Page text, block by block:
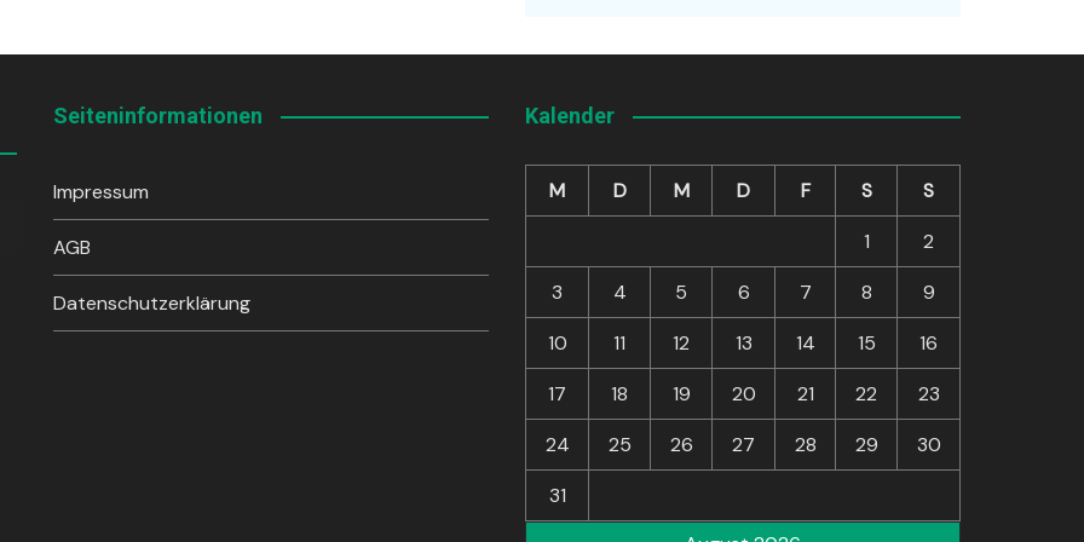
Seiteninformationen
Impressum
AGB
Datenschutzerklärung
Kalender
M D M D F S
S
1
2
3
4 5 6 7 8
9
10
11 12 13 14 15
16
17
18 19 20 21 22
23
24
25 26 27 28 29
30
31